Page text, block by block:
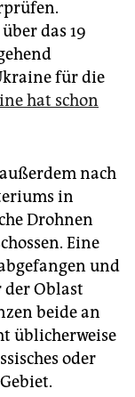
das 19
für die
hat schon
nach
in
Drohnen
Eine
und
der Oblast
beide an
üblicherweise
oder